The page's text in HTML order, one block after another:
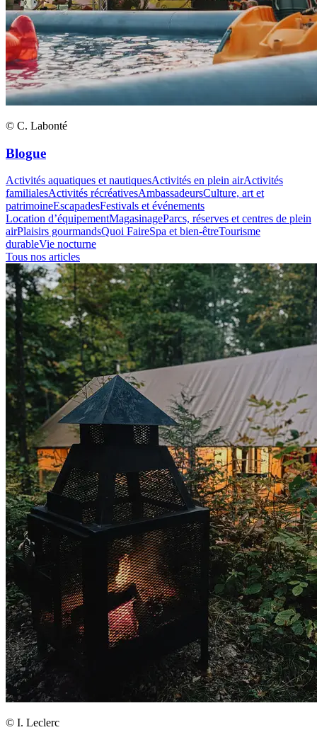
© C. Labonté
Blogue
Activités aquatiques et nautiquesActivités en plein airActivités
familialesActivités récréativesAmbassadeursCulture, art et
patrimoineEscapadesFestivals et événements
Location d’équipementMagasinageParcs, réserves et centres de plein
airPlaisirs gourmandsQuoi FaireSpa et bien-êtreTourisme
durableVie nocturne
Tous nos articles
© I. Leclerc